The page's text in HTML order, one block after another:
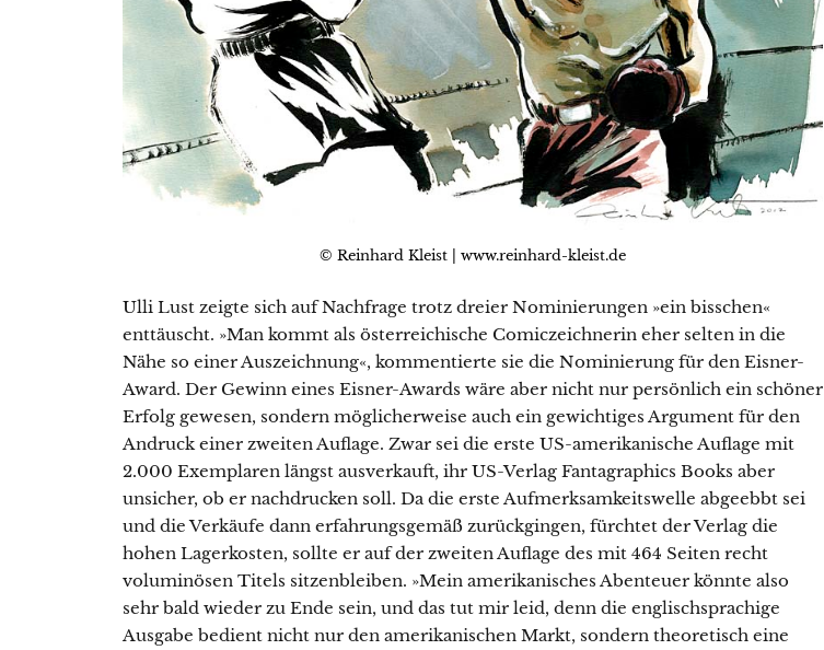
© Reinhard Kleist | www.reinhard-kleist.de
Ulli Lust zeigte sich auf Nachfrage trotz dreier Nominierungen »ein bisschen«
enttäuscht. »Man kommt als österreichische Comiczeichnerin eher selten in die
Nähe so einer Auszeichnung«, kommentierte sie die Nominierung für den Eisner-
Award. Der Gewinn eines Eisner-Awards wäre aber nicht nur persönlich ein schöner
Erfolg gewesen, sondern möglicherweise auch ein gewichtiges Argument für den
Andruck einer zweiten Auflage. Zwar sei die erste US-amerikanische Auflage mit
2.000 Exemplaren längst ausverkauft, ihr US-Verlag Fantagraphics Books aber
unsicher, ob er nachdrucken soll. Da die erste Aufmerksamkeitswelle abgeebbt sei
und die Verkäufe dann erfahrungsgemäß zurückgingen, fürchtet der Verlag die
hohen Lagerkosten, sollte er auf der zweiten Auflage des mit 464 Seiten recht
voluminösen Titels sitzenbleiben. »Mein amerikanisches Abenteuer könnte also
sehr bald wieder zu Ende sein, und das tut mir leid, denn die englischsprachige
Ausgabe bedient nicht nur den amerikanischen Markt, sondern theoretisch eine